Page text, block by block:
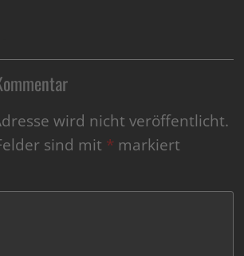
wird nicht veröffentlicht.
sind mit * markiert